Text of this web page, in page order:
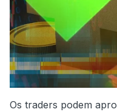
Os traders podem